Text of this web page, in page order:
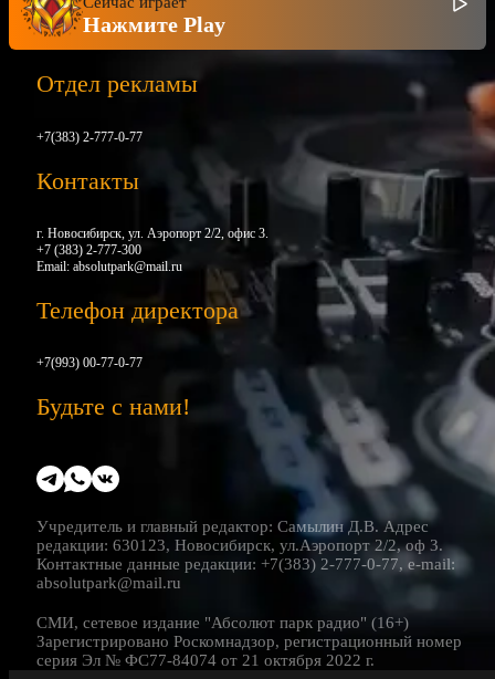
Нажмите Play
Отдел рекламы
+7(383) 2-777-0-77
Контакты
г. Новосибирск, ул. Аэропорт 2/2, офис 3.
+7 (383) 2-777-300
Email: absolutpark@mail.ru
Телефон директора
+7(993) 00-77-0-77
Будьте с нами!
Учредитель и главный редактор: Самылин Д.В. Адрес
редакции: 630123, Новосибирск, ул.Аэропорт 2/2, оф 3.
Контактные данные редакции: +7(383) 2-777-0-77, e-mail:
absolutpark@mail.ru
СМИ, сетевое издание "Абсолют парк радио" (16+)
Зарегистрировано Роскомнадзор, регистрационный номер
серия Эл № ФС77-84074 от 21 октября 2022 г.